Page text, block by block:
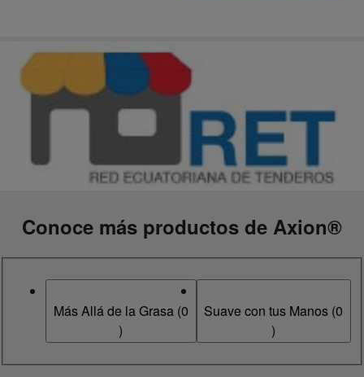
Conoce más productos de Axion®
Más Allá de la Grasa (0
)
Suave con tus Manos (0
)